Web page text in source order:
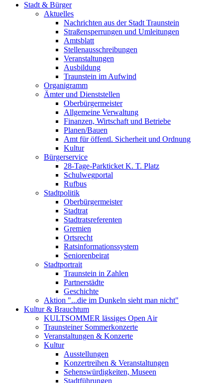
Stadt & Bürger
Aktuelles
Nachrichten aus der Stadt Traunstein
Straßensperrungen und Umleitungen
Amtsblatt
Stellenausschreibungen
Veranstaltungen
Ausbildung
Traunstein im Aufwind
Organigramm
Ämter und Dienststellen
Oberbürgermeister
Allgemeine Verwaltung
Finanzen, Wirtschaft und Betriebe
Planen/Bauen
Amt für öffentl. Sicherheit und Ordnung
Kultur
Bürgerservice
28-Tage-Parkticket K. T. Platz
Schulwegportal
Rufbus
Stadtpolitik
Oberbürgermeister
Stadtrat
Stadtratsreferenten
Gremien
Ortsrecht
Ratsinformationssystem
Seniorenbeirat
Stadtportrait
Traunstein in Zahlen
Partnerstädte
Geschichte
Aktion "...die im Dunkeln sieht man nicht"
Kultur & Brauchtum
KULTSOMMER lässiges Open Air
Traunsteiner Sommerkonzerte
Veranstaltungen & Konzerte
Kultur
Ausstellungen
Konzertreihen & Veranstaltungen
Sehenswürdigkeiten, Museen
Stadtführungen